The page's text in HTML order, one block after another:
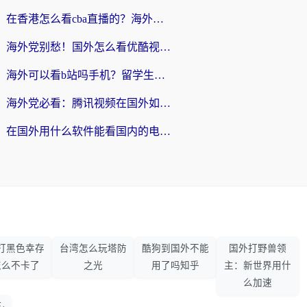
在香港怎么看cba直播的？海外党体育观赛终极指南：告别版权限制，畅享中文解说
海外党别愁！国外怎么看优酷视频？一招解决追剧、看直播难题
海外可以看b站吗手机？留学生亲测有效的回国加速指南
海外党必看：腾讯视频在国外如何解除地域限制？附优酷咪咕使用指南
在国外用什么软件能看国内的电视剧啊？留学生亲测有效的回国加速方案
黑色幸存
不卡了
台湾怎么玩塔防
之光
酷狗到国外不能
用了吗知乎
国外打野兽领
主：新世界用什
么加速